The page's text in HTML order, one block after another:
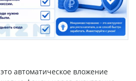
автоматическое вложение